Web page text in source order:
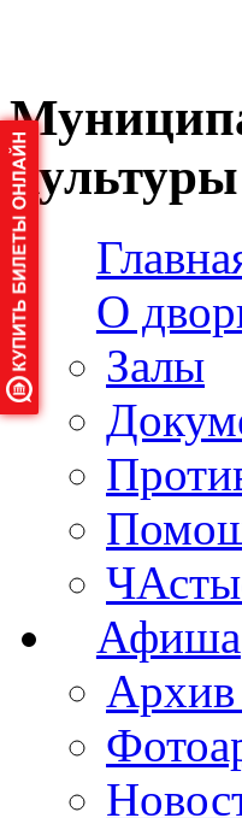
культуры
О
Залы
Афиша